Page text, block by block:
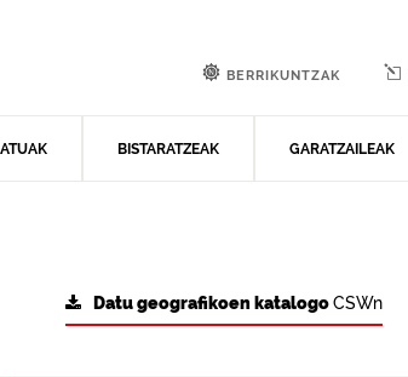
BISTARATZEAK GARATZAILEAK
BERRIKUNTZAK
Datu geografikoen katalogoCSWn